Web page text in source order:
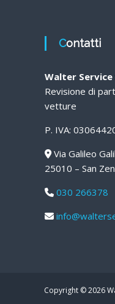
Contatti
Walter Service
Revisione di
vetture
P. IVA:
Via Galileo
25010 – San
030 266378
Copyright © 2026